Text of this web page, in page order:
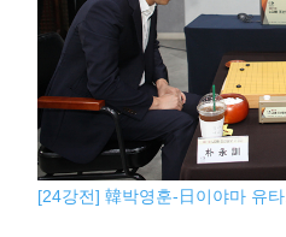
[24강전] 韓박영훈-日이야마 유타.